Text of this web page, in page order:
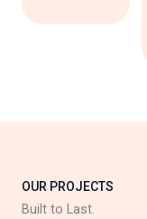
OUR PROJECTS
Built to Last.